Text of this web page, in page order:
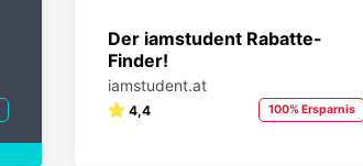
Der iamstudent Rabatte-
Finder!
iamstudent.at
4,4 100% Ersparnis